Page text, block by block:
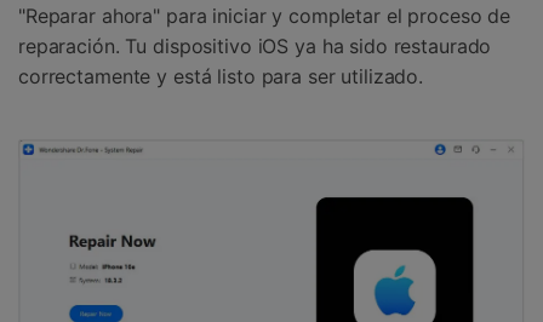
"Reparar ahora" para iniciar y completar el proceso de
reparación. Tu dispositivo iOS ya ha sido restaurado
correctamente y está listo para ser utilizado.